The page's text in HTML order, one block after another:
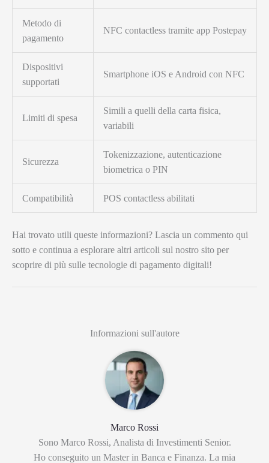
Metodo di
pagamento
NFC contactless tramite app Postepay
Dispositivi
supportati
Smartphone iOS e Android con NFC
Limiti di spesa
Simili a quelli della carta fisica,
variabili
Sicurezza
Tokenizzazione, autenticazione
biometrica o PIN
Compatibilità POS contactless abilitati
Hai trovato utili queste informazioni? Lascia un commento qui
sotto e continua a esplorare altri articoli sul nostro sito per
scoprire di più sulle tecnologie di pagamento digitali!
Informazioni sull'autore
Marco Rossi
Sono Marco Rossi, Analista di Investimenti Senior.
Ho conseguito un Master in Banca e Finanza. La mia